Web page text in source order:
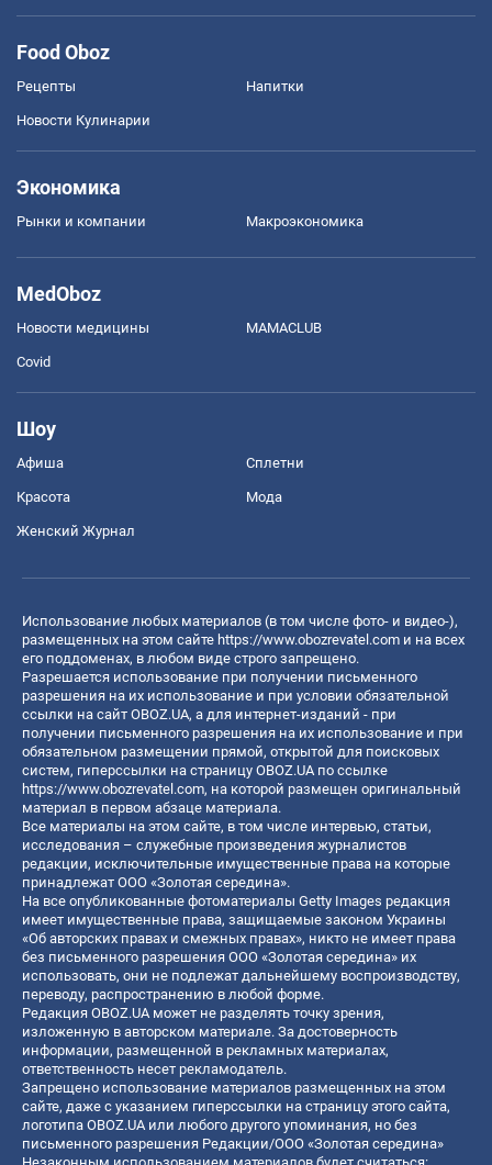
Food Oboz
Рецепты Напитки
Новости Кулинарии
Экономика
Рынки и компании Mакроэкономика
MedOboz
Новости медицины MAMACLUB
Covid
Шоу
Афиша Сплетни
Красота Мода
Женский Журнал
Использование любых материалов (в том числе фото- и видео-),
размещенных на этом сайте https://www.obozrevatel.com и на всех
его поддоменах, в любом виде строго запрещено.
Разрешается использование при получении письменного
разрешения на их использование и при условии обязательной
ссылки на сайт OBOZ.UA, а для интернет-изданий - при
получении письменного разрешения на их использование и при
обязательном размещении прямой, открытой для поисковых
систем, гиперссылки на страницу OBOZ.UA по ссылке
https://www.obozrevatel.com, на которой размещен оригинальный
материал в первом абзаце материала.
Все материалы на этом сайте, в том числе интервью, статьи,
исследования – служебные произведения журналистов
редакции, исключительные имущественные права на которые
принадлежат ООО «Золотая середина».
На все опубликованные фотоматериалы Getty Images редакция
имеет имущественные права, защищаемые законом Украины
«Об авторских правах и смежных правах», никто не имеет права
без письменного разрешения ООО «Золотая середина» их
использовать, они не подлежат дальнейшему воспроизводству,
переводу, распространению в любой форме.
Редакция OBOZ.UA может не разделять точку зрения,
изложенную в авторском материале. За достоверность
информации, размещенной в рекламных материалах,
ответственность несет рекламодатель.
Запрещено использование материалов размещенных на этом
сайте, даже с указанием гиперссылки на страницу этого сайта,
логотипа OBOZ.UA или любого другого упоминания, но без
письменного разрешения Редакции/ООО «Золотая середина»